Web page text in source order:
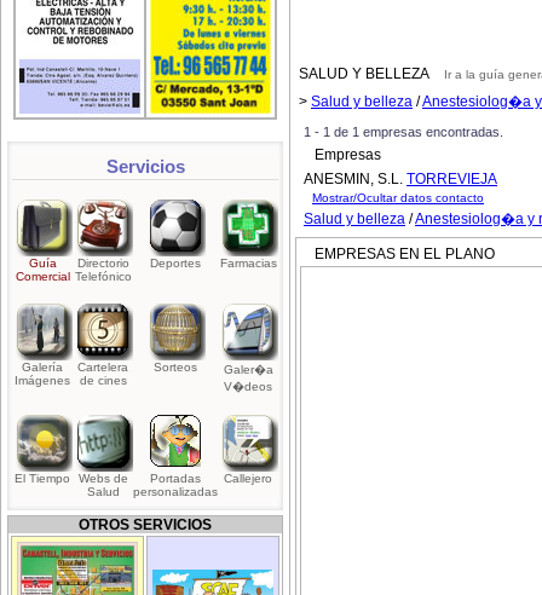
Servicios
Guía
Comercial
Directorio
Telefónico
Deportes Farmacias
Galería
Imágenes
Cartelera
de cines
Sorteos
Galer�a
V�deos
El Tiempo
Webs de
Salud
Portadas
personalizadas
Callejero
OTROS SERVICIOS
SALUD Y BELLEZA Ir a la guía
> Salud y belleza /Anestesiolog�a
1 - 1 de 1 empresas encontradas.
Empresas
ANESMIN, S.L. TORREVIEJA
Mostrar/Ocultar datos contacto
Salud y belleza /Anestesiolog�a y
EMPRESAS EN EL PLANO